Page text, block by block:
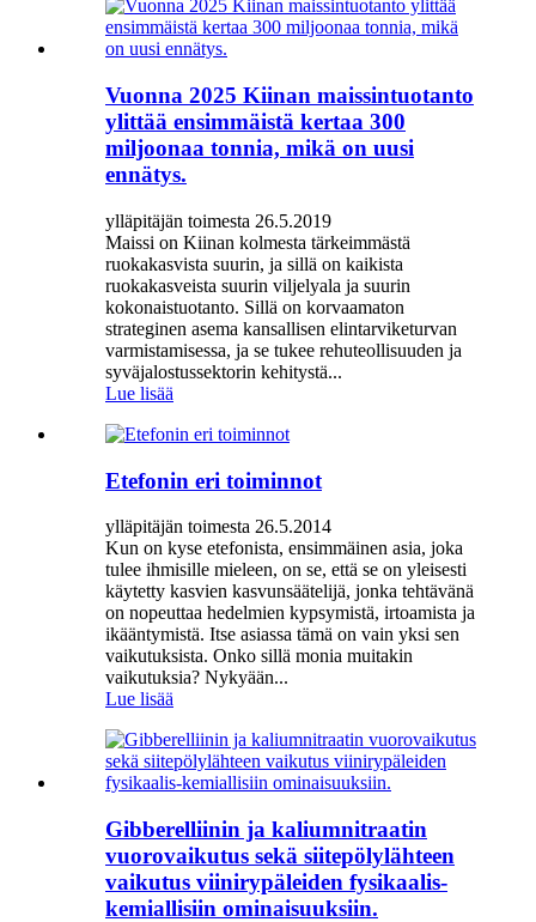
Vuonna 2025 Kiinan maissintuotanto
ylittää ensimmäistä kertaa 300
miljoonaa tonnia, mikä on uusi
ennätys.
ylläpitäjän toimesta 26.5.2019
Maissi on Kiinan kolmesta tärkeimmästä
ruokakasvista suurin, ja sillä on kaikista
ruokakasveista suurin viljelyala ja suurin
kokonaistuotanto. Sillä on korvaamaton
strateginen asema kansallisen elintarviketurvan
varmistamisessa, ja se tukee rehuteollisuuden ja
syväjalostussektorin kehitystä...
Lue lisää
Etefonin eri toiminnot
ylläpitäjän toimesta 26.5.2014
Kun on kyse etefonista, ensimmäinen asia, joka
tulee ihmisille mieleen, on se, että se on yleisesti
käytetty kasvien kasvunsäätelijä, jonka tehtävänä
on nopeuttaa hedelmien kypsymistä, irtoamista ja
ikääntymistä. Itse asiassa tämä on vain yksi sen
vaikutuksista. Onko sillä monia muitakin
vaikutuksia? Nykyään...
Lue lisää
Gibberelliinin ja kaliumnitraatin
vuorovaikutus sekä siitepölylähteen
vaikutus viinirypäleiden fysikaalis-
kemiallisiin ominaisuuksiin.